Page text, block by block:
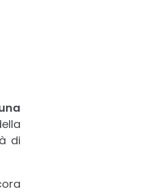
di